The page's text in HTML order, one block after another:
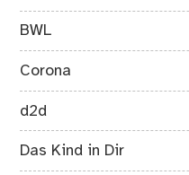
BWL
Corona
d2d
Das Kind in Dir